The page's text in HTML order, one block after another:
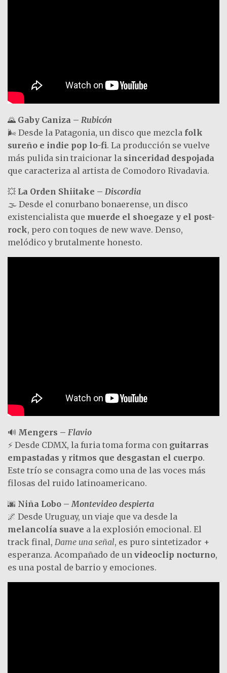
🌄 Gaby Caniza – Rubicón
🌬️ Desde la Patagonia, un disco que mezcla folk
sureño e indie pop lo-fi. La producción se vuelve
más pulida sin traicionar la sinceridad despojada
que caracteriza al artista de Comodoro Rivadavia.
💥 La Orden Shiitake – Discordia
🌫️ Desde el conurbano bonaerense, un disco
existencialista que muerde el shoegaze y el post-
rock, pero con toques de new wave. Denso,
melódico y brutalmente honesto.
🔊 Mengers – Flavio
⚡ Desde CDMX, la furia toma forma con guitarras
empastadas y ritmos que desgastan el cuerpo.
Este trío se consagra como una de las voces más
filosas del ruido latinoamericano.
🌆 Niña Lobo –Montevideo despierta
🌌 Desde Uruguay, un viaje que va desde la
melancolía suave a la explosión emocional. El
track final, Dame una señal, es puro sintetizador +
esperanza. Acompañado de un videoclip nocturno,
es una postal de barrio y emociones.